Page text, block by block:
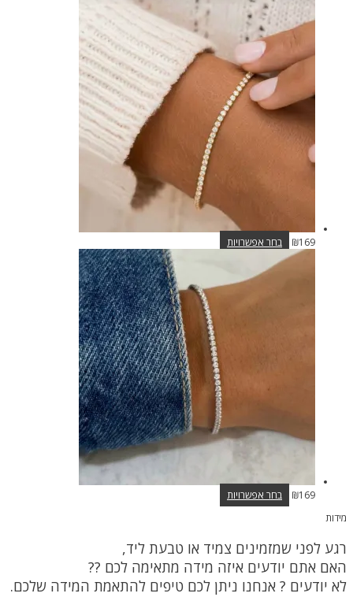
מספר
סוגים.
ניתן
המוצר
₪169 בחר אפשרויות
סוגים.
ניתן
לבחור
את
האפשרויות
בעמוד
המוצר
₪169 בחר אפשרויות
זה
סוגים.
ניתן
לבחור
את
מידות
רגע לפני שמזמינים צמיד או טבעת ליד,
האם אתם יודעים איזה מידה מתאימה לכם ??
לא יודעים ? אנחנו ניתן לכם טיפים להתאמת המידה שלכם.